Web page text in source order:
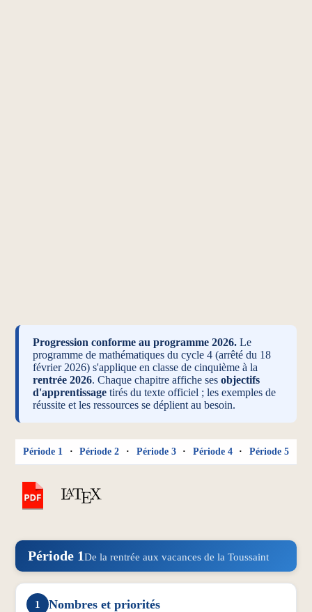
Progression conforme au programme 2026.Le
programme de mathématiques du cycle 4 (arrêté du 18
février 2026) s'applique en classe de cinquième à la
rentrée 2026. Chaque chapitre affiche ses objectifs
d'apprentissagetirés du texte officiel ; les exemples de
réussite et les ressources se déplient au besoin.
Période 1 · Période 2 · Période 3 · Période 4 · Période 5
Période 1De la rentrée aux vacances de la Toussaint
1 Nombres et priorités